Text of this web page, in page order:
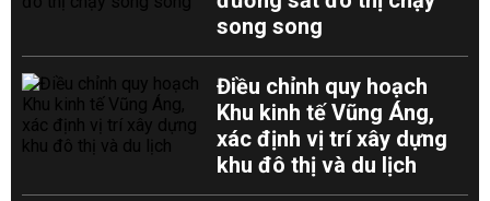
song song
Điều chỉnh quy hoạch
Khu kinh tế Vũng Áng,
xác định vị trí xây dựng
khu đô thị và du lịch